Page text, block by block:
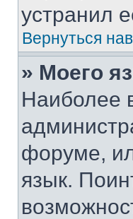
устранил
Вернуться
» Моего
Наиболее
форуме,
язык.